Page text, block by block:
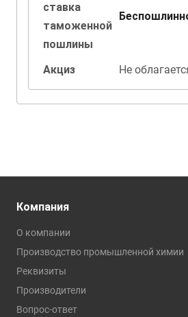
ставка
таможенной
пошлины
Акциз Не
Компания
О компании
Производство промышленной химии
Реквизиты
Производители
Вопрос-ответ